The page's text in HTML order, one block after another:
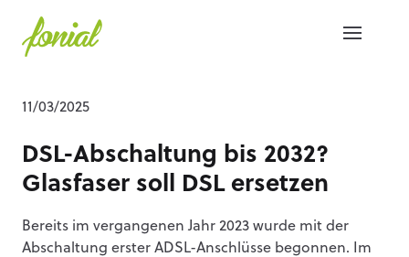
11/03/2025
DSL-Abschaltung bis 2032?
Glasfaser soll DSL ersetzen
Bereits im vergangenen Jahr 2023 wurde mit der
Abschaltung erster ADSL-Anschlüsse begonnen. Im